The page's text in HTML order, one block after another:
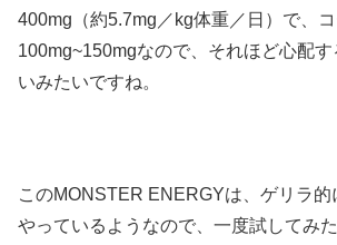
400mg（約5.7mg／kg体重／日）で、
100mg~150mgなので、それほど心配
いみたいですね。
このMONSTER ENERGYは、ゲリラ的
やっているようなので、一度試してみ